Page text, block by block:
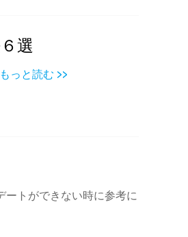
選
もっと読む >>
ートができない時に参考に